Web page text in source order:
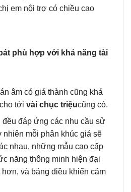
em nội trợ có chiều cao
phù hợp với khả năng tài
âm có giá thành cũng khá
cho tới vài chục triệucũng có.
đáp ứng các nhu cầu sử
nhiên mỗi phân khúc giá sẽ
nhau, những mẫu cao cấp
năng thông minh hiện đại
hơn, và bảng điều khiển cảm